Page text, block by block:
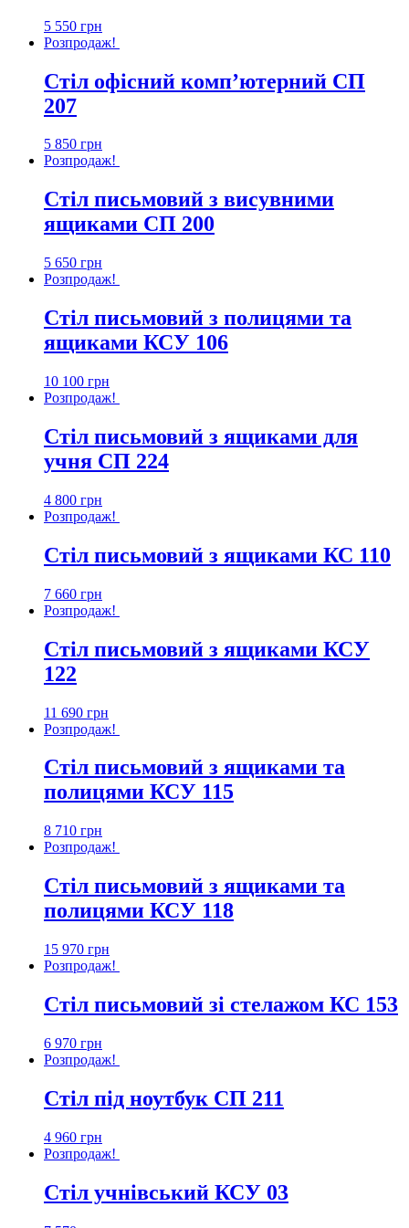
5 550 грн
Розпродаж!
Стіл офісний комп’ютерний СП
207
5 850 грн
Розпродаж!
Стіл письмовий з висувними
ящиками СП 200
5 650 грн
Розпродаж!
Стіл письмовий з полицями та
ящиками КСУ 106
10 100 грн
Розпродаж!
Стіл письмовий з ящиками для
учня СП 224
4 800 грн
Розпродаж!
Стіл письмовий з ящиками КС 110
7 660 грн
Розпродаж!
Стіл письмовий з ящиками КСУ
122
11 690 грн
Розпродаж!
Стіл письмовий з ящиками та
полицями КСУ 115
8 710 грн
Розпродаж!
Стіл письмовий з ящиками та
полицями КСУ 118
15 970 грн
Розпродаж!
Стіл письмовий зі стелажом КС 153
6 970 грн
Розпродаж!
Стіл під ноутбук СП 211
4 960 грн
Розпродаж!
Стіл учнівський КСУ 03